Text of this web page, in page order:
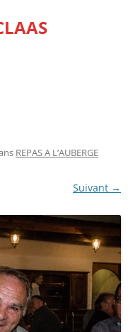
REPAS A L’AUBERGE
Suivant →